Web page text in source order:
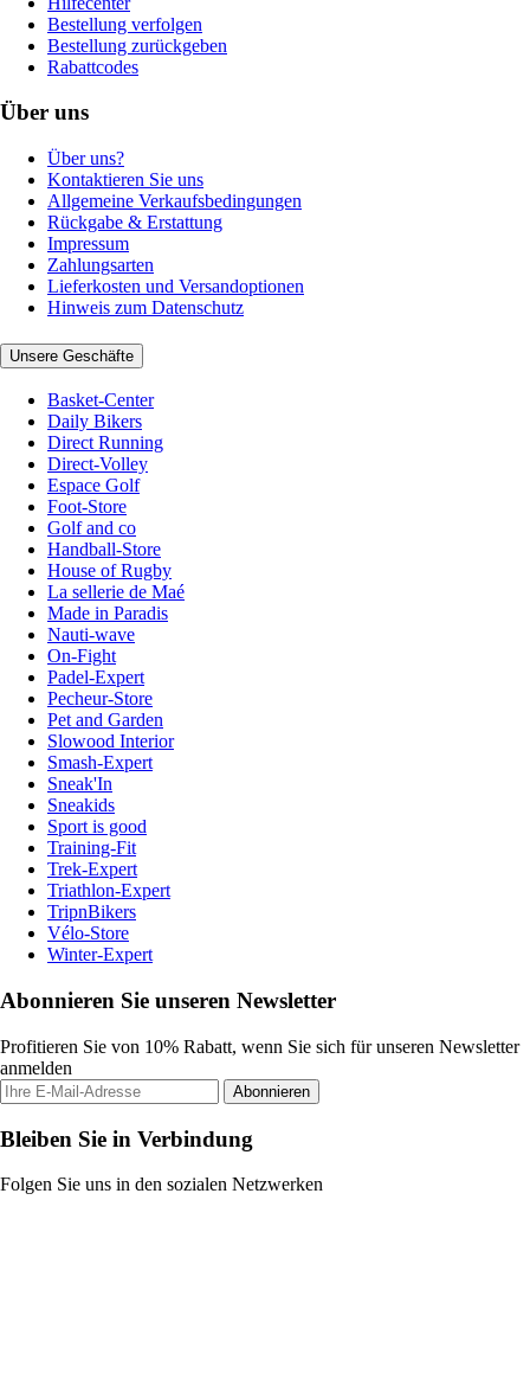
Bestellung verfolgen
Bestellung zurückgeben
Rabattcodes
Über uns
Über uns?
Kontaktieren Sie uns
Allgemeine Verkaufsbedingungen
Rückgabe & Erstattung
Impressum
Zahlungsarten
Lieferkosten und Versandoptionen
Hinweis zum Datenschutz
Unsere Geschäfte
Basket-Center
Daily Bikers
Direct Running
Direct-Volley
Espace Golf
Foot-Store
Golf and co
Handball-Store
House of Rugby
La sellerie de Maé
Made in Paradis
Nauti-wave
On-Fight
Padel-Expert
Pecheur-Store
Pet and Garden
Slowood Interior
Smash-Expert
Sneak'In
Sneakids
Sport is good
Training-Fit
Trek-Expert
Triathlon-Expert
TripnBikers
Vélo-Store
Winter-Expert
Abonnieren Sie unseren Newsletter
Profitieren Sie von 10% Rabatt, wenn Sie sich für unseren Newsletter
anmelden
Abonnieren
Bleiben Sie in Verbindung
Folgen Sie uns in den sozialen Netzwerken